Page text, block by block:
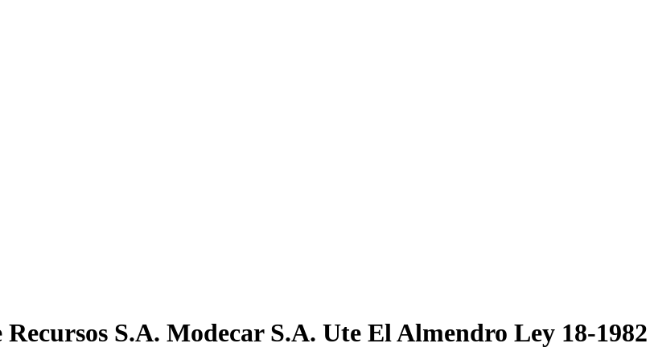
S.A. Modecar S.A. Ute El Almendro Ley 18-1982